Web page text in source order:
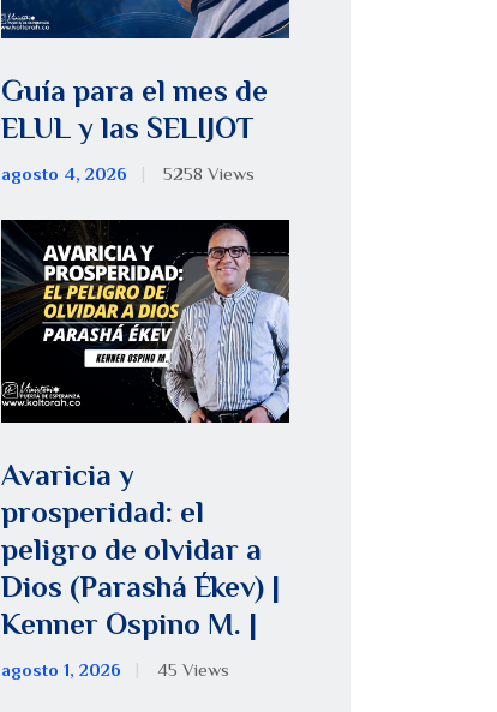
Guía para el mes de
ELUL y las SELIJOT
agosto 4, 2026 5258 Views
Avaricia y
prosperidad: el
peligro de olvidar a
Dios (Parashá Ékev) |
Kenner Ospino M. |
agosto 1, 2026 45 Views